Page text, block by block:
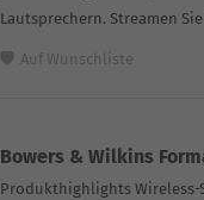
Lautsprechern. Streamen
Auf Wunschliste
Bowers & Wilkins
Produkthighlights Wireless-